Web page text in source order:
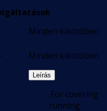
Minden kikötőben
Minden kikötőben
Leírás
.For covering
running